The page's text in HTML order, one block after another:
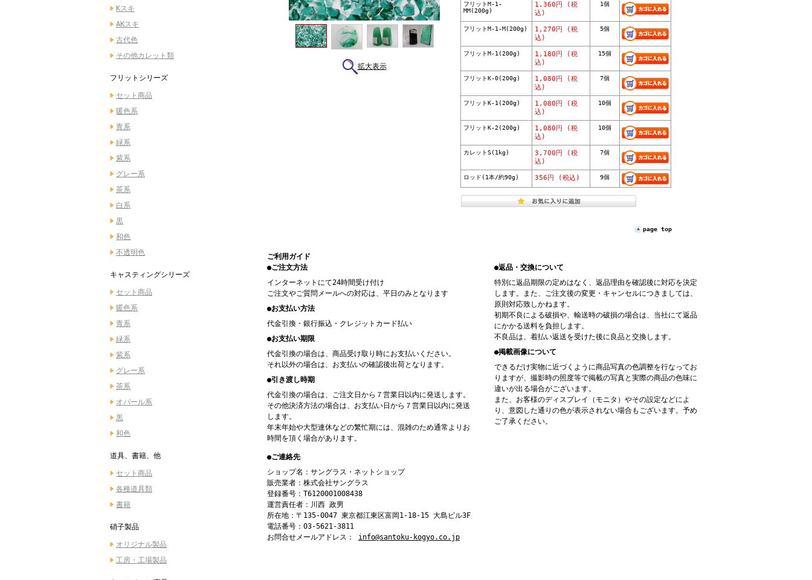
Kスキ
AKスキ
古代色
その他カレット類
フリットシリーズ
セット商品
暖色系
青系
緑系
紫系
グレー系
茶系
白系
黒
和色
不透明色
キャスティングシリーズ
セット商品
暖色系
青系
緑系
紫系
グレー系
茶系
オパール系
黒
和色
道具、書籍、他
セット商品
各種道具類
書籍
硝子製品
オリジナル製品
工房・工場製品
拡大表示
フリットM-1-
MM(200g)
1,360円 (税
込)
1個
フリットM-1-M(200g)
1,270円 (税
込)
5個
フリットM-1(200g)
1,180円 (税
込)
15個
フリットK-0(200g)
1,080円 (税
込)
7個
フリットK-1(200g)
1,080円 (税
込)
10個
フリットK-2(200g)
1,080円 (税
込)
10個
カレットS(1kg)
3,700円 (税
込)
7個
ロッド(1本/約90g) 356円 (税込) 9個
page top
ご利用ガイド
●ご注文方法
インターネットにて24時間受け付け
ご注文やご質問メールへの対応は、平日のみとなります
●お支払い方法
代金引換・銀行振込・クレジットカード払い
●お支払い期限
代金引換の場合は、商品受け取り時にお支払いください。
それ以外の場合は、お支払いの確認後出荷となります。
●引き渡し時期
代金引換の場合は、ご注文日から７営業日以内に発送します。
その他決済方法の場合は、お支払い日から７営業日以内に発送
します。
年末年始や大型連休などの繁忙期には、混雑のため通常よりお
時間を頂く場合があります。
●返品・交換について
特別に返品期限の定めはなく、返品理由を確認後に対応を決定
します。また、ご注文後の変更・キャンセルにつきましては、
原則対応致しかねます。
初期不良による破損や、輸送時の破損の場合は、当社にて返品
にかかる送料を負担します。
不良品は、着払い返送を受けた後に良品と交換します。
●掲載画像について
できるだけ実物に近づくように商品写真の色調整を行なってお
りますが、撮影時の照度等で掲載の写真と実際の商品の色味に
違いが出る場合がございます。
また、お客様のディスプレイ（モニタ）やその設定などによ
り、意図した通りの色が表示されない場合もございます。予め
ご了承ください。
●ご連絡先
ショップ名：サングラス・ネットショップ
販売業者：株式会社サングラス
登録番号：T6120001008438
運営責任者：川西 政男
所在地：〒135-0047 東京都江東区富岡1-18-15 大島ビル3F
電話番号：03-5621-3811
お問合せメールアドレス： info@santoku-kogyo.co.jp